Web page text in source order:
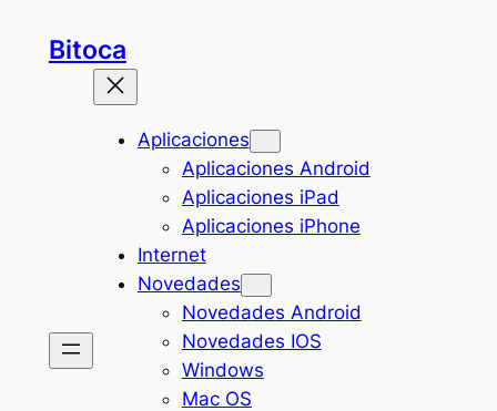
Bitoca
Aplicaciones
Aplicaciones Android
Aplicaciones iPad
Aplicaciones iPhone
Internet
Novedades
Novedades Android
Novedades IOS
Windows
Mac OS